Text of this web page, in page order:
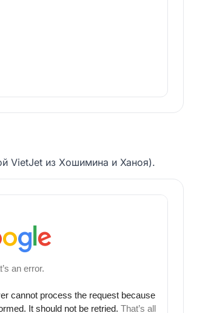
VietJet из Хошимина и Ханоя).